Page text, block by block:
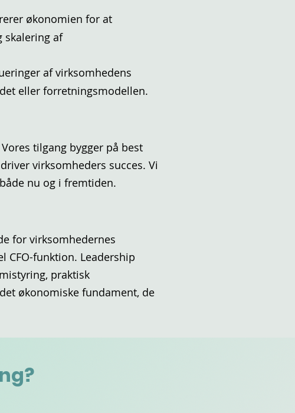
økonomien for at
skalering af
af virksomhedens
eller forretningsmodellen.
tilgang bygger på best
virksomheders succes. Vi
nu og i fremtiden.
for virksomhedernes
CFO-funktion. Leadership
praktisk
økonomiske fundament, de